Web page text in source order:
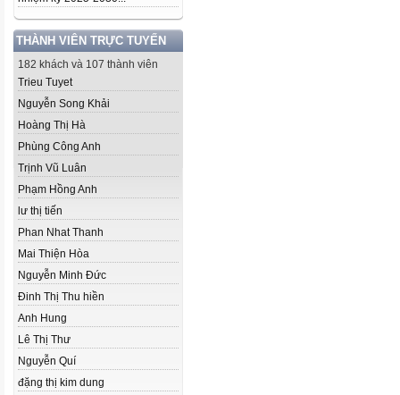
THÀNH VIÊN TRỰC TUYẾN
182 khách và 107 thành viên
Trieu Tuyet
Nguyễn Song Khải
Hoàng Thị Hà
Phùng Công Anh
Trịnh Vũ Luân
Phạm Hồng Anh
lư thị tiến
Phan Nhat Thanh
Mai Thiện Hòa
Nguyễn Minh Đức
Đinh Thị Thu hiền
Anh Hung
Lê Thị Thư
Nguyễn Quí
đặng thị kim dung